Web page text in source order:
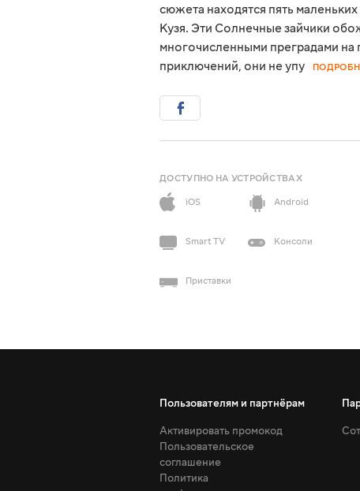
сюжета находятся пять
Кузя. Эти Солнечные зайчики
многочисленными преградами
приключений, они не упу
ДОСТУПНО НА УСТРОЙСТВАХ
iOS
Android
Smart TV Консоли
Приставки
Пользователям и партнёрам
Активировать промокод
Пользовательское
соглашение
Политика